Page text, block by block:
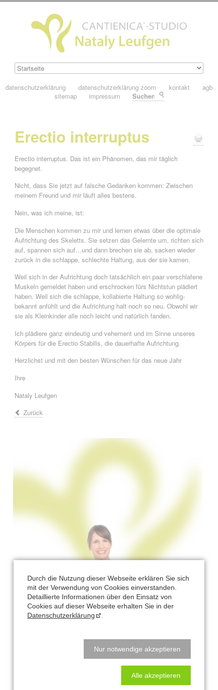
datenschutzerklärung datenschutzerklärung zoom kontakt
agb
sitemap
impressum
Erectio interruptus
Erectio interruptus. Das ist ein Phänomen, das mir täglich
begegnet.
Nicht, dass Sie jetzt auf falsche Gedanken kommen: Zwischen
meinem Freund und mir läuft alles bestens.
Nein, was ich meine, ist:
Die Menschen kommen zu mir und lernen etwas über die optimale
Aufrichtung des Skeletts. Sie setzen das Gelernte um, richten sich
auf, spannen sich auf…und dann brechen sie ab, sacken wieder
zurück in die schlappe, schlechte Haltung, aus der sie kamen.
Weil sich in der Aufrichtung doch tatsächlich ein paar verschlafene
Muskeln gemeldet haben und erschrocken fürs Nichtstun plädiert
haben. Weil sich die schlappe, kollabierte Haltung so wohlig-
bekannt anfühlt und die Aufrichtung halt noch so neu. Obwohl wir
sie als Kleinkinder alle noch leicht und natürlich fanden.
Ich plädiere ganz eindeutig und vehement und im Sinne unseres
Körpers für die Erectio Stabilis, die dauerhafte Aufrichtung.
Herzlichst und mit den besten Wünschen für das neue Jahr
Ihre
Nataly Leufgen
Zurück
Durch die Nutzung dieser Webseite erklären Sie sich
mit der Verwendung von Cookies einverstanden.
Detaillierte Informationen über den Einsatz von
Cookies auf dieser Webseite erhalten Sie in der
Datenschutzerklärung
Nur notwendige akzeptieren
Alle akzeptieren